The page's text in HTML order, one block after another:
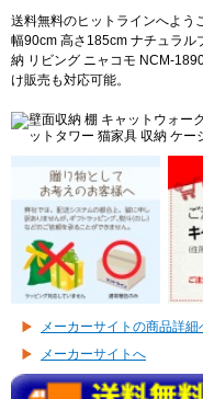
送料無料のヒットラインへよう
幅90cm 高さ185cm ナチュラル
納 リビング ニャコモ NCM-
け販売も対応可能。
メーカーサイトの商品詳細
メーカーサイトへ